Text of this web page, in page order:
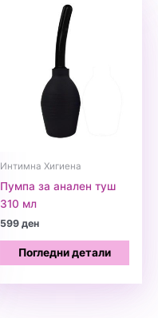
Интимна Хигиена
Пумпа за анален туш
310 мл
599ден
Погледни детали